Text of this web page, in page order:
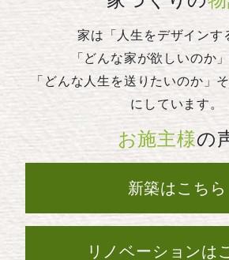
家は「人生をデザインす
「どんな家が欲しいのか
「どんな人生を送りたいのか」
にしています。
お施主様の
新築はこちら
リノベーションは